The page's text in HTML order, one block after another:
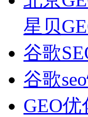
星贝
谷歌
谷歌
GEO